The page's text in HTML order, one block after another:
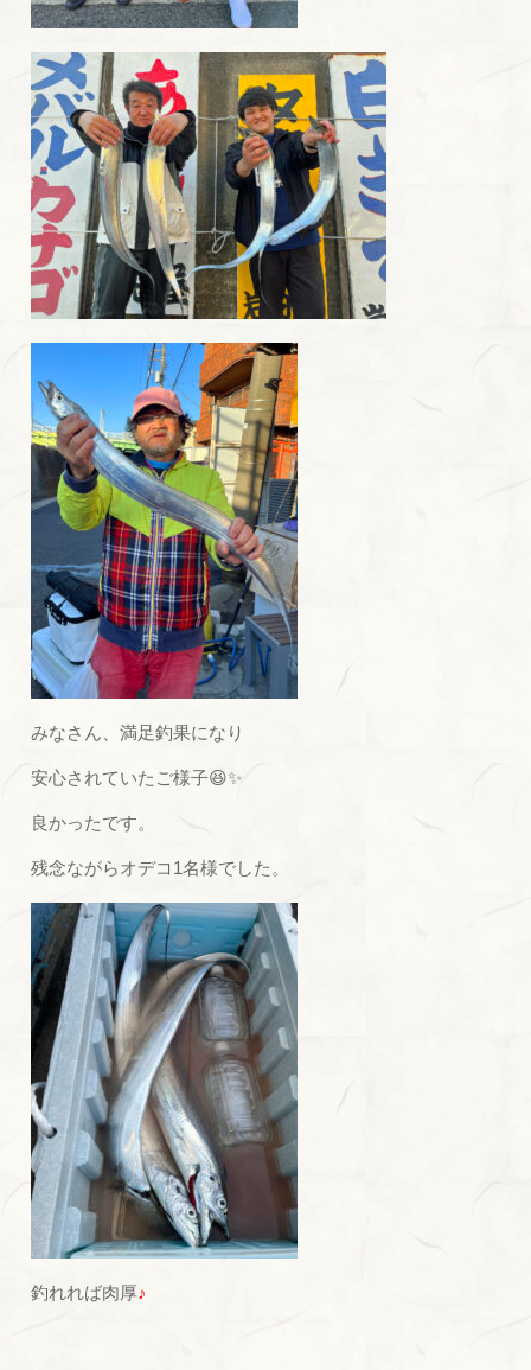
みなさん、満足釣果になり
安心されていたご様子😆✨
良かったです。
残念ながらオデコ1名様でした。
釣れれば肉厚♪